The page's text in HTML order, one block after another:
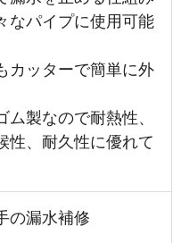
なパイプに使用可能
カッターで簡単に外
ム製なので耐熱性、
性、耐久性に優れて
の漏水補修